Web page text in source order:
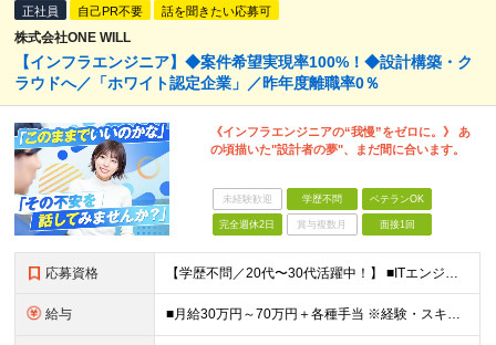
正社員 自己PR不要 話を聞きたい応募可
株式会社ONE WILL
【インフラエンジニア】◆案件希望実現率100%！◆設計構築・ク
ラウドへ／「ホワイト認定企業」／昨年度離職率0％
《インフラエンジニアの“我慢”をゼロに。》 あ
の頃描いた"設計者の夢"、まだ間に合います。
未経験歓迎 学歴不問 ベテランOK
完全週休2日 賞与複数月 面接1回
応募資格 【学歴不問／20代〜30代活躍中！】 ■ITエンジニア経験をお持ちの方（年数やフェーズは不問！） ★運用保守のみの経験でも大歓迎です！ 「これから上流工程にステップアップしたい」 「AWS・Azur
給与 ■月給30万円～70万円＋各種手当 ※経験・スキル・前職給与を最大限考慮のうえ決定いたします。 ※固定残業代：30時間分/56,250円～ ※試用期間はありません。 ★充実の各種手当・補助あり！ ・